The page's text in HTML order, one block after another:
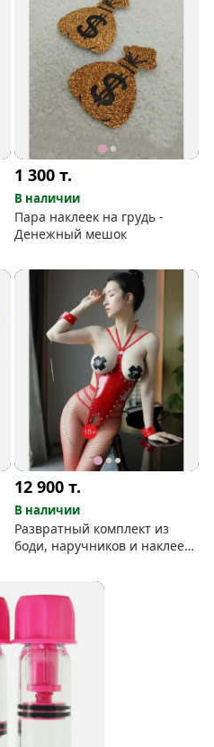
1 300т.
В наличии
Пара наклеек на грудь -
Денежный мешок
12 900т.
В наличии
Развратный комплект из
боди, наручников и наклеек